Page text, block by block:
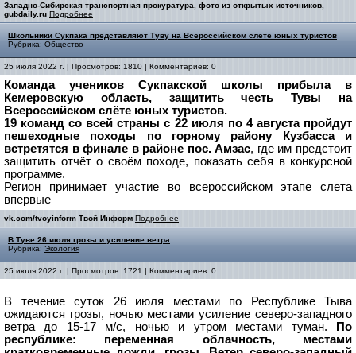
Западно-Сибирская транспортная прокуратура, фото из открытых источников,
gubdaily.ru Подробнее
Школьники Сукпака представляют Туву на Всероссийском слете юных туристов
Рубрика: Общество
25 июля 2022 г. | Просмотров: 1810 | Комментариев: 0
Команда учеников Сукпакской школы прибыла в
Кемеровскую область, защитить честь Тувы на
Всероссийском слёте юных туристов.
19 команд со всей страны с 22 июля по 4 августа пройдут
пешеходные походы по горному району Кузбасса и
встретятся в финале в районе пос. Амзас, где им предстоит
защитить отчёт о своём походе, показать себя в конкурсной
программе.
Регион принимает участие во всероссийском этапе слета
впервые
vk.com/tvoyinform Твой Информ Подробнее
В Туве 26 июля грозы и усиление ветра
Рубрика: Экология
25 июля 2022 г. | Просмотров: 1721 | Комментариев: 0
В течение суток 26 июля местами по Республике Тыва
ожидаются грозы, ночью местами усиление северо-западного
ветра до 15-17 м/с, ночью и утром местами туман.
По
республике: переменная облачность, местами